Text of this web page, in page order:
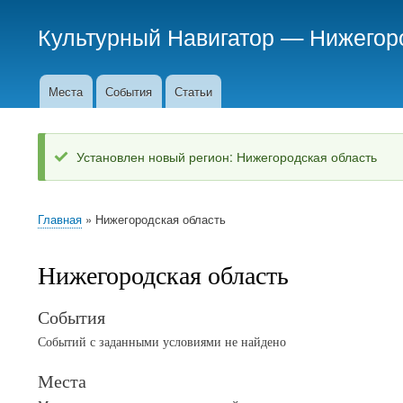
Культурный Навигатор —
Основное
Места События Статьи
Установлен новый регион: Нижегородская область
Breadcrumb
Главная Нижегородская область
Нижегородская область
События
Событий с заданными условиями не найдено
Места